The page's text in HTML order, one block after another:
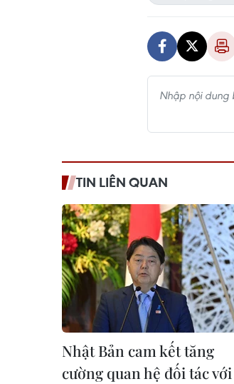
TIN LIÊN QUAN
Nhật Bản cam kết tăng
cường quan hệ đối tác với